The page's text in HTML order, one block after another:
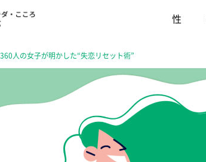
性
人の女子が明かした“失恋リセット術”